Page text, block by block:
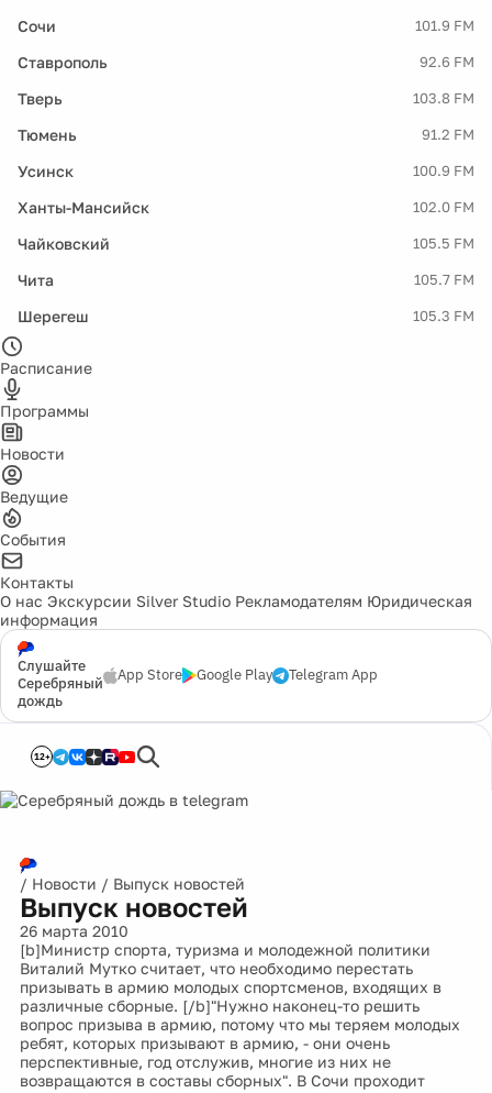
Сочи 101.9 FM
Ставрополь 92.6 FM
Тверь 103.8 FM
Тюмень 91.2 FM
Усинск 100.9 FM
Ханты-Мансийск 102.0 FM
Чайковский 105.5 FM
Чита 105.7 FM
Шерегеш 105.3 FM
Расписание
Программы
Новости
Ведущие
События
Контакты
О нас Экскурсии Silver Studio Рекламодателям Юридическая
информация
Слушайте
Серебряный
дождь
App Store Google Play Telegram App
12+
/ Новости / Выпуск новостей
Выпуск новостей
26 марта 2010
[b]Министр спорта, туризма и молодежной политики
Виталий Мутко считает, что необходимо перестать
призывать в армию молодых спортсменов, входящих в
различные сборные. [/b]"Нужно наконец-то решить
вопрос призыва в армию, потому что мы теряем молодых
ребят, которых призывают в армию, - они очень
перспективные, год отслужив, многие из них не
возвращаются в составы сборных". В Сочи проходит